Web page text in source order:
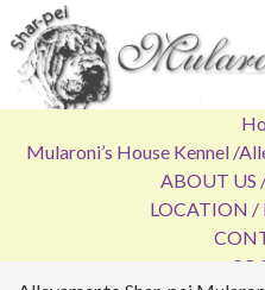
Mularoni’s House Kennel /
ABOUT US
LOCATION /